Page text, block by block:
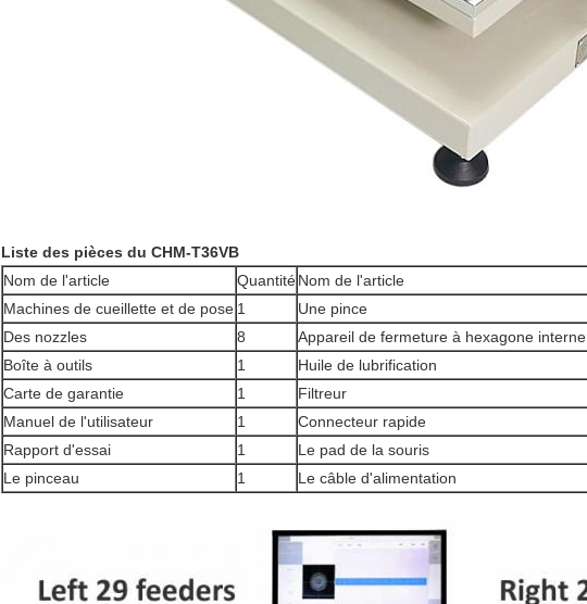
Liste des pièces du CHM-T36VB
Nom de l'article
QuantitéNom de l'article
Machines de cueillette et de pose 1 Une pince
Des nozzles
8 Appareil de fermeture à hexagone interne
Boîte à outils
1 Huile de lubrification
Carte de garantie
1 Filtreur
Manuel de l'utilisateur
1 Connecteur rapide
Rapport d'essai
1 Le pad de la souris
Le pinceau
1 Le câble d'alimentation